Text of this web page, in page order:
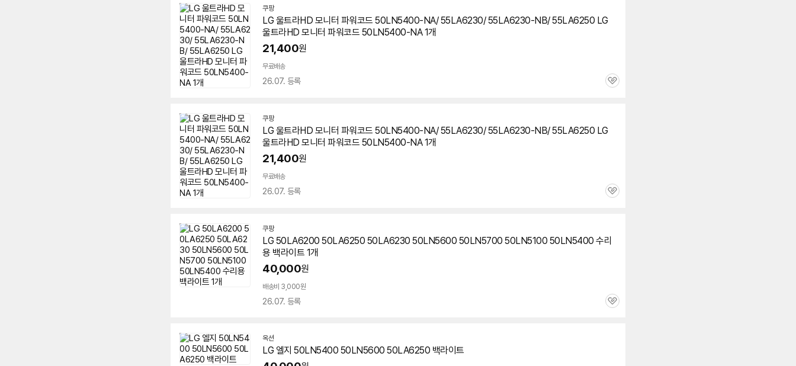
쿠팡
LG 울트라HD 모니터 파워코드 50LN5400-NA/ 55LA6230/ 55LA6230-NB/ 55LA6250 LG
울트라HD 모니터 파워코드 50LN5400-NA 1개
21,400원
무료배송
26.07. 등록
관
쿠팡
LG 울트라HD 모니터 파워코드 50LN5400-NA/ 55LA6230/ 55LA6230-NB/ 55LA6250 LG
울트라HD 모니터 파워코드 50LN5400-NA 1개
21,400원
무료배송
26.07. 등록
관
쿠팡
LG 50LA6200 50LA6250 50LA6230 50LN5600 50LN5700 50LN5100 50LN5400 수리
용 백라이트 1개
40,000원
배송비 3,000원
26.07. 등록
관
옥션
LG 엘지 50LN5400 50LN5600 50LA6250 백라이트